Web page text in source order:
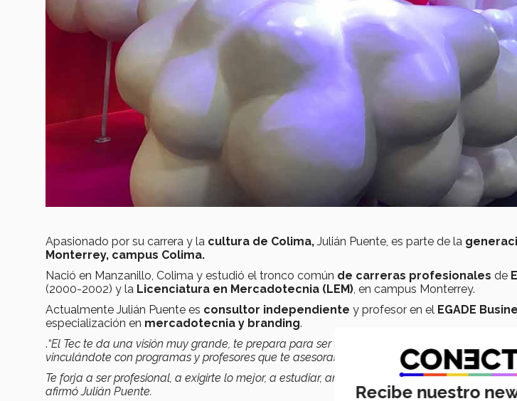
Apasionado por su carrera y la cultura de Colima, Julián Puente, es parte de la
Monterrey, campus Colima.
Nació en Manzanillo, Colima y estudió el tronco común de carreras profesionales de
(2000-2002) y la Licenciatura en Mercadotecnia (LEM) , en campus Monterrey.
Actualmente Julián Puente es consultor independiente y profesor en el EGADE
especialización en mercadotecnia y branding.
.“El Tec te da una visión muy grande, te prepara para ser un líder para las grandes ligas;
vinculándote con programas y profesores que te asesoran…
Te forja a ser profesional, a exigirte lo mejor, a estudiar, analizar, aplicar las herramientas, te
afirmó Julián Puente.
Recibe nuestro